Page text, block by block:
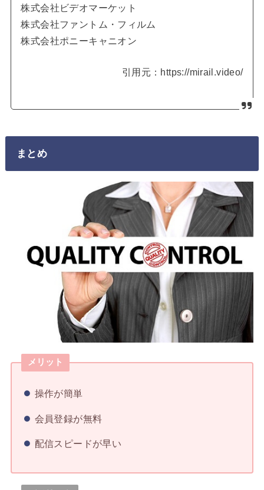
株式会社ビデオマーケット
株式会社ファントム・フィルム
株式会社ポニーキャニオン
引用元：https://mirail.video/
まとめ
メリット
操作が簡単
会員登録が無料
配信スピードが早い